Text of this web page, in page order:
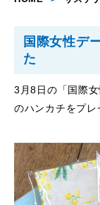
国際女性デ
た
3月8日の「国際
のハンカチをプレ